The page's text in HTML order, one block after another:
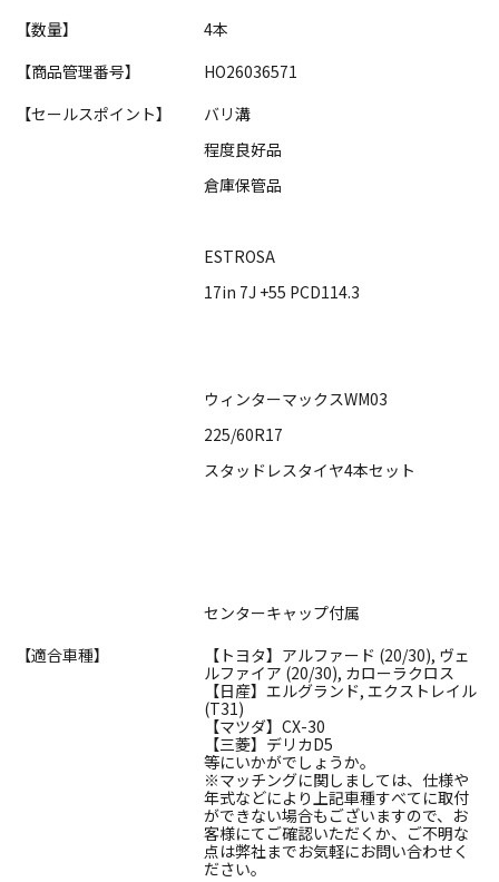
【数量】
4本
【商品管理番号】
HO26036571
【セールスポイント】
バリ溝
程度良好品
倉庫保管品
ESTROSA
17in 7J +55 PCD114.3
ウィンターマックスWM03
225/60R17
スタッドレスタイヤ4本セット
センターキャップ付属
【適合車種】
【トヨタ】アルファード (20/30), ヴェ
ルファイア (20/30), カローラクロス
【日産】エルグランド, エクストレイル
(T31)
【マツダ】CX-30
【三菱】デリカD5
等にいかがでしょうか。
※マッチングに関しましては、仕様や
年式などにより上記車種すべてに取付
ができない場合もございますので、お
客様にてご確認いただくか、ご不明な
点は弊社までお気軽にお問い合わせく
ださい。